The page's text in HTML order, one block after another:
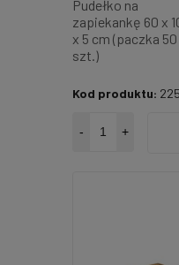
Pudełko na
zapiekankę 60 x
x 5 cm (paczka 50
szt.)
Kod produktu:
+
-